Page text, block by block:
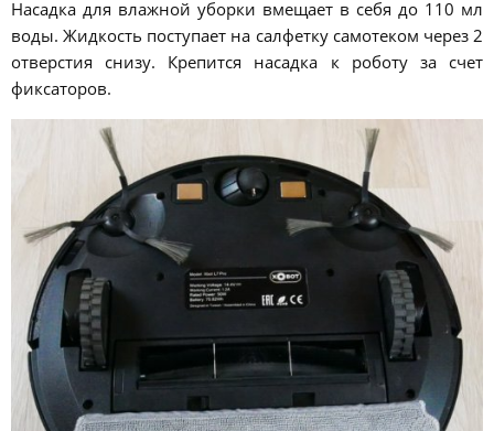
Насадка для влажной уборки вмещает в себя до 110 мл
воды. Жидкость поступает на салфетку самотеком через 2
отверстия снизу. Крепится насадка к роботу за счет
фиксаторов.